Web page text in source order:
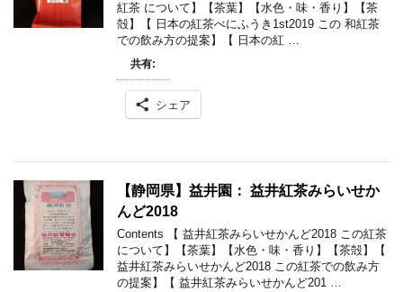
紅茶 について】【茶葉】【水色・味・香り】【茶
殻】【 日本の紅茶べにふうき1st2019 この 和紅茶
での飲み方の提案】【 日本の紅 …
共有:
シェア
【静岡県】益井園： 益井紅茶みらいせか
んど2018
Contents 【 益井紅茶みらいせかんど2018 この紅茶
について】【茶葉】【水色・味・香り】【茶殻】【
益井紅茶みらいせかんど2018 この紅茶での飲み方
の提案】【 益井紅茶みらいせかんど201 …